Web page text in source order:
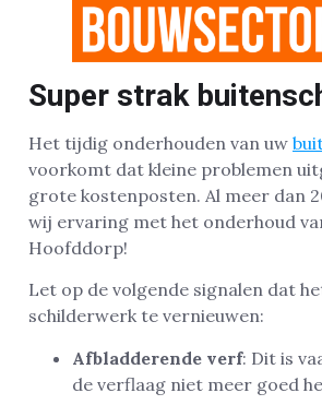
Super strak
Het tijdig onderhouden van uw
voorkomt dat kleine problemen
grote kostenposten. Al meer dan
wij ervaring met het onderhoud
Hoofddorp!
Let op de volgende signalen dat
schilderwerk te vernieuwen:
Afbladderende verf: Dit is
de verflaag niet meer goed